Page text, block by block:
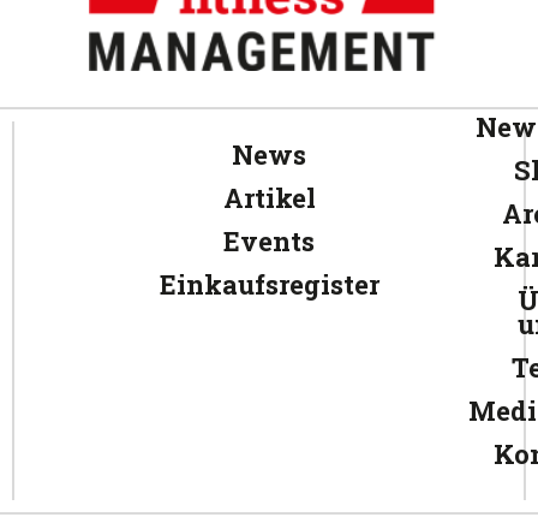
News
Artikel
Events
Einkaufsregister